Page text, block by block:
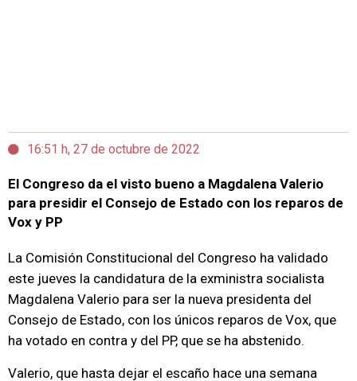
16:51 h, 27 de octubre de 2022
El Congreso da el visto bueno a Magdalena Valerio
para presidir el Consejo de Estado con los reparos de
Vox y PP
La Comisión Constitucional del Congreso ha validado
este jueves la candidatura de la exministra socialista
Magdalena Valerio para ser la nueva presidenta del
Consejo de Estado, con los únicos reparos de Vox, que
ha votado en contra y del PP, que se ha abstenido.
Valerio, que hasta dejar el escaño hace una semana